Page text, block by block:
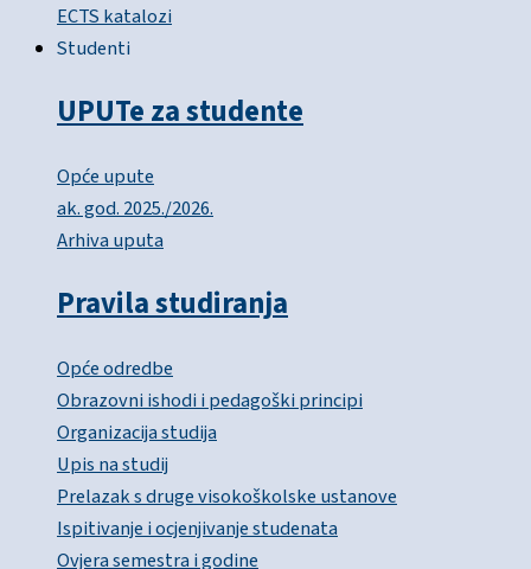
ECTS katalozi
Studenti
UPUTe za studente
Opće upute
ak. god. 2025./2026.
Arhiva uputa
Pravila studiranja
Opće odredbe
Obrazovni ishodi i pedagoški principi
Organizacija studija
Upis na studij
Prelazak s druge visokoškolske ustanove
Ispitivanje i ocjenjivanje studenata
Ovjera semestra i godine